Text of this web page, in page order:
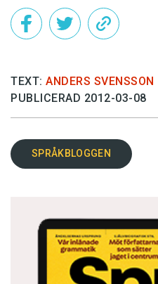
TEXT: ANDERS SVENSSON
PUBLICERAD 2012-03-08
SPRÅKBLOGGEN